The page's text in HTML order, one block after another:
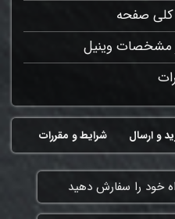
صفحه
مشخصات وینیل
شرایط و مقررات و ارسال
خود را سفارش دهید